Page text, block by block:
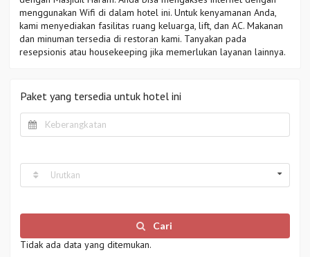
menggunakan Wifi di dalam hotel ini. Untuk kenyamanan Anda,
kami menyediakan fasilitas ruang keluarga, lift, dan AC. Makanan
dan minuman tersedia di restoran kami. Tanyakan pada
resepsionis atau housekeeping jika memerlukan layanan lainnya.
Paket yang tersedia untuk hotel ini
Urutkan
Cari
Tidak ada data yang ditemukan.